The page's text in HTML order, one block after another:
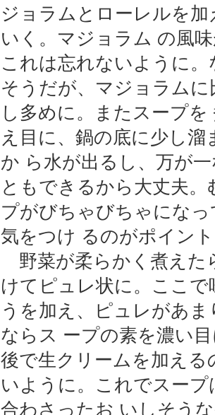
ジョラムとローレルを
いく。マジョラム の風
これは忘れないように
そうだが、マジョラム
し多めに。またスープ
え目に、鍋の底に少し
か ら水が出るし、万が
ともできるから大丈夫
プがびちゃびちゃにな
気をつけ るのがポイン
野菜が柔らかく煮えた
けてピュレ状に。ここ
うを加え、ピュレがあ
ならス ープの素を濃い
後で生クリームを加え
いように。これでスー
合わさったお いしそう